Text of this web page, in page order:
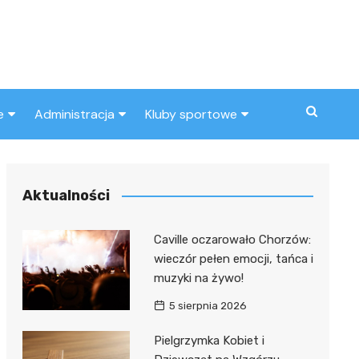
Administracja
Urząd miasta
Kluby sportowe
Aktualności
Caville oczarowało Chorzów:
wieczór pełen emocji, tańca i
muzyki na żywo!
5 sierpnia 2026
Pielgrzymka Kobiet i